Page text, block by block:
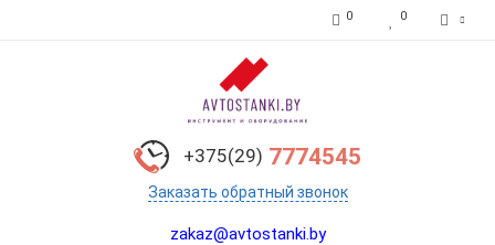
0 0
+375(29) 7774545
Заказать обратный звонок
zakaz@avtostanki.by